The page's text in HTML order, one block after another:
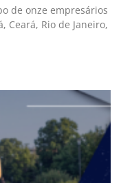
de onze empresários
Ceará, Rio de Janeiro,